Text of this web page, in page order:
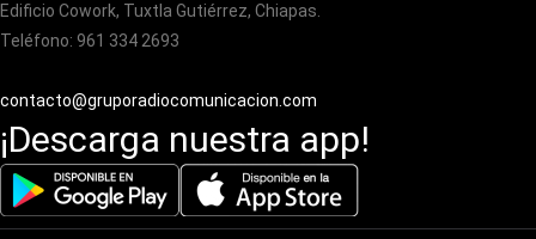
Edificio Cowork, Tuxtla Gutiérrez, Chiapas.
Teléfono: 961 334 2693
contacto@gruporadiocomunicacion.com
¡Descarga nuestra app!